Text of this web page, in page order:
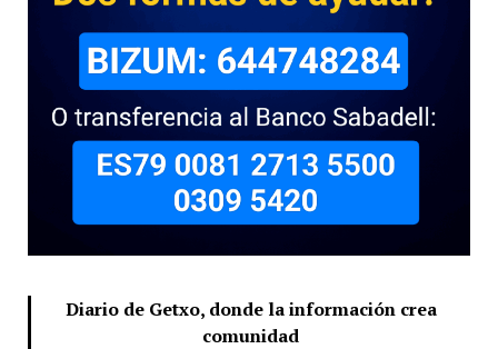
Diario de Getxo, donde la información crea
comunidad